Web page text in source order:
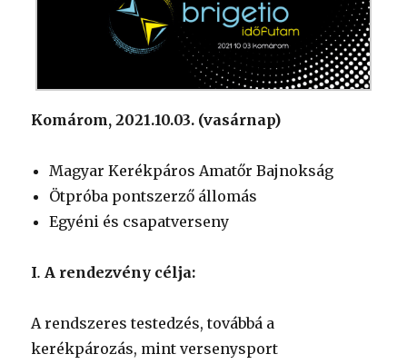
Komárom, 2021.10.03. (vasárnap)
Magyar Kerékpáros Amatőr Bajnokság
Ötpróba pontszerző állomás
Egyéni és csapatverseny
I.A rendezvény célja:
A rendszeres testedzés, továbbá a
kerékpározás, mint versenysport